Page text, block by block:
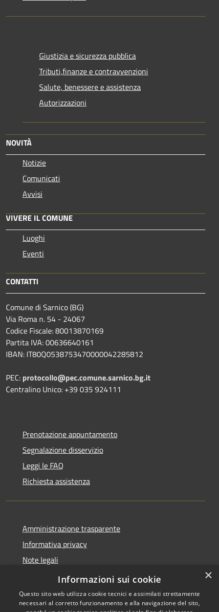
Giustizia e sicurezza pubblica
Tributi,finanze e contravvenzioni
Salute, benessere e assistenza
Autorizzazioni
NOVITÀ
Notizie
Comunicati
Avvisi
VIVERE IL COMUNE
Luoghi
Eventi
CONTATTI
Comune di Sarnico (BG)
Via Roma n. 54 - 24067
Codice Fiscale: 80013870169
Partita IVA: 00636640161
IBAN: IT80Q0538753470000042285812
PEC: protocollo@pec.comune.sarnico.bg.it
Centralino Unico: +39 035 924111
Prenotazione appuntamento
Segnalazione disservizio
Leggi le FAQ
Richiesta assistenza
Amministrazione trasparente
Informativa privacy
Note legali
Dichiarazione di accessibilità
×
Informazioni sui cookie
Questo sito web utilizza cookie tecnici e assimilati strettamente
necessari al corretto funzionamento e alla navigazione del sito,